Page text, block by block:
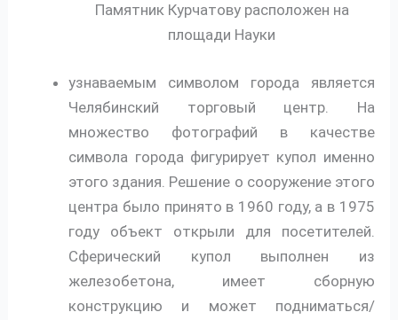
Памятник Курчатову расположен на
площади Науки
узнаваемым символом города является
Челябинский торговый центр. На
множество фотографий в качестве
символа города фигурирует купол именно
этого здания. Решение о сооружение этого
центра было принято в 1960 году, а в 1975
году объект открыли для посетителей.
Сферический купол выполнен из
железобетона, имеет сборную
конструкцию и может подниматься/